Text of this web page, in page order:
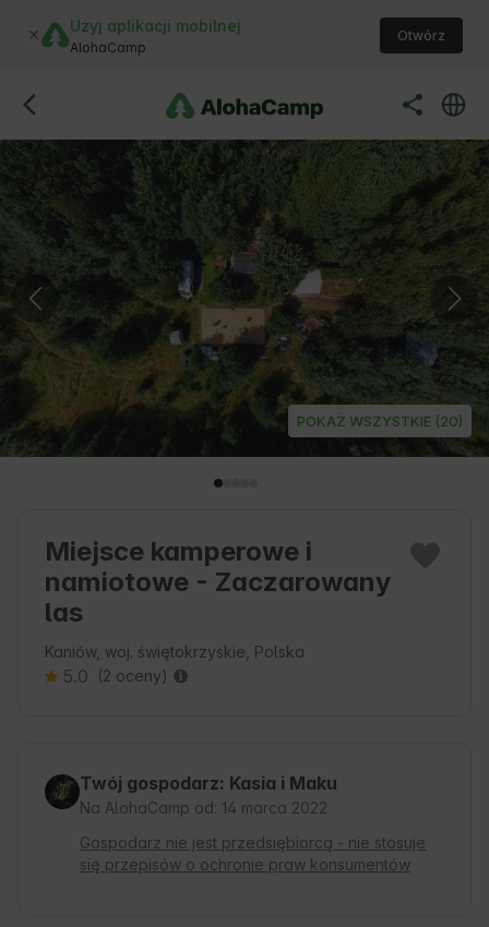
Użyj aplikacji mobilnej
AlohaCamp
Otwórz
POKAŻ WSZYSTKIE (20)
Miejsce kamperowe i
namiotowe - Zaczarowany
las
Kaniów, woj. świętokrzyskie, Polska
5.0 (2 oceny)
Twój gospodarz: Kasia i Maku
Na AlohaCamp od: 14 marca 2022
Gospodarz nie jest przedsiębiorcą - nie stosuje
się przepisów o ochronie praw konsumentów